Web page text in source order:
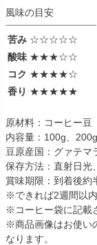
風味の目安
苦み ☆☆☆☆☆
酸味 ★★★☆☆
コク ★★★★☆
香り ★★★★★
原材料：コーヒー豆
内容量：100g、200g
豆原産国：グァテマ
保存方法：直射日光
賞味期限：到着後約
※できれば2週間以
※コーヒー袋に記載
※商品画像はお使い
なります。